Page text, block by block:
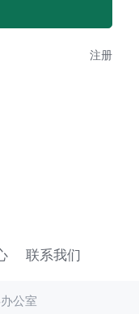
注册
联系我们
公室